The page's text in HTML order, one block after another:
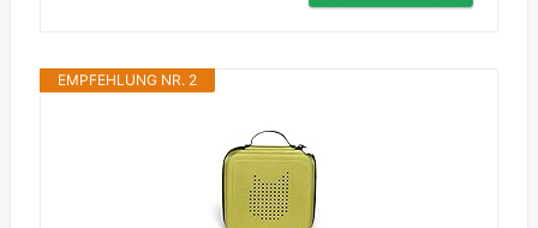
EMPFEHLUNG NR. 2